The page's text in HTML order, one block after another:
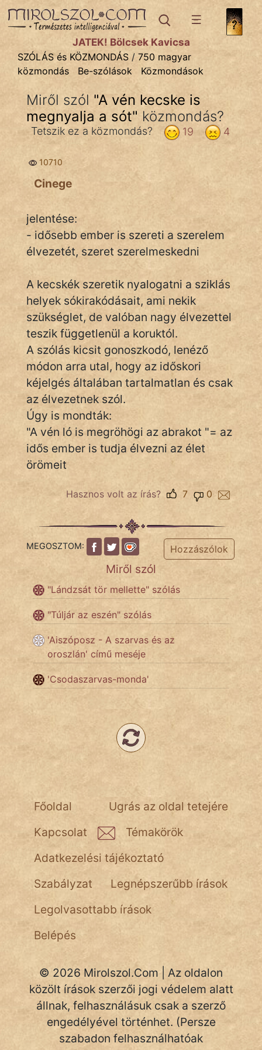
SZÓLÁS ÉS KÖZMONDÁStémák:
Bibliai
Kifejezések
Közmondások
Rímelő
Szóláscsoportok
Szólások
Tréfás
IRODALOM
SZÓLÁS
És
KÖZMONDÁS
PSZICHO
ZENE
FILM
ÉLETMÓD
TÖRTÉNELEM
Népszerű szerzőink:
cinege
fantom
Hunor
Jób Gedeon
vörös ördög
NapHold
Név nélkül
pszichopati
szegény legény
Hoffer Botond
szemfüles
JÁTÉK! Bölcsek Kavicsa
SZÓLÁS és KÖZMONDÁS / 750 magyar
közmondás
Be-szólások Közmondások
Miről szól "A vén kecske is
megnyalja a sót" közmondás?
4
19
Tetszik ez a közmondás?
10710
Cinege
jelentése:
- idősebb ember is szereti a szerelem
élvezetét, szeret szerelmeskedni
A kecskék szeretik nyalogatni a sziklás
helyek sókirakódásait, ami nekik
szükséglet, de valóban nagy élvezettel
teszik függetlenül a koruktól.
A szólás kicsit gonoszkodó, lenéző
módon arra utal, hogy az időskori
kéjelgés általában tartalmatlan és csak
az élvezetnek szól.
Úgy is mondták:
"A vén ló is megröhögi az abrakot "= az
idős ember is tudja élvezni az élet
örömeit
Hasznos volt az írás? 0
7
MEGOSZTOM: Hozzászólok
Miről szól
"Lándzsát tör mellette" szólás
"Túljár az eszén" szólás
'Aiszóposz - A szarvas és az
oroszlán' című meséje
'Csodaszarvas-monda'
Ugrás az oldal tetejére
Főoldal
Kapcsolat
Témakörök
Adatkezelési tájékoztató
Szabályzat
Legnépszerűbb írások
Legolvasottabb írások
Belépés
© 2026 Mirolszol.Com | Az oldalon
közölt írások szerzői jogi védelem alatt
állnak, felhasználásuk csak a szerző
engedélyével történhet. (Persze
szabadon felhasználhatóak